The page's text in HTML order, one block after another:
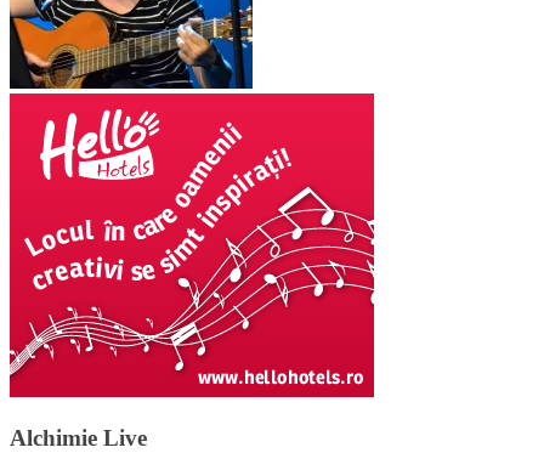
Alchimie Live